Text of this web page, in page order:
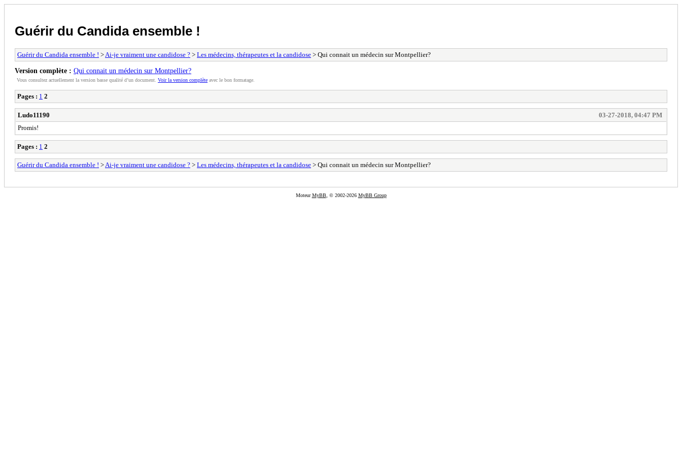
Guérir du Candida ensemble !
Guérir du Candida ensemble ! > Ai-je vraiment une candidose ? > Les médecins, thérapeutes et la candidose > Qui connait un médecin sur Montpellier?
Version complète : Qui connait un médecin sur Montpellier?
Vous consultez actuellement la version basse qualité d’un document. Voir la version complète avec le bon formatage.
Pages : 1 2
Ludo11190
03-27-2018, 04:47 PM
Promis!
Pages : 1 2
Guérir du Candida ensemble ! > Ai-je vraiment une candidose ? > Les médecins, thérapeutes et la candidose > Qui connait un médecin sur Montpellier?
MoteurMyBB, © 2002-2026 MyBB Group